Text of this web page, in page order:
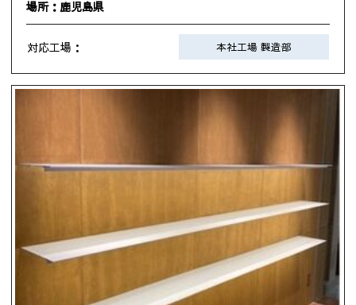
場所：鹿児島県
対応工場： 本社工場 製造部